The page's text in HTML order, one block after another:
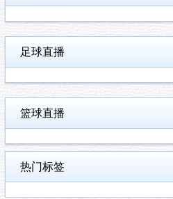
足球直播
篮球直播
热门标签